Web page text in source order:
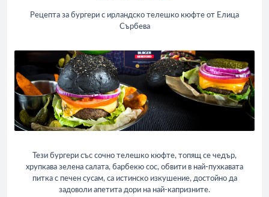
Рецепта за бургери с ирландско телешко кюфте от Елица
Сърбева
Тези бургери със сочно телешко кюфте, топящ се чедър,
хрупкава зелена салата, барбекю сос, обвити в най-пухкавата
питка с печен сусам, са истинско изкушение, достойно да
задоволи апетита дори на най-капризните.